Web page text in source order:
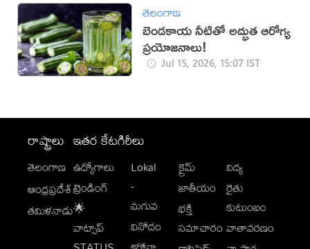
తెలంగాణ
బెండకాయ నీటితో అద్భుత ఆరోగ్య
ప్రయోజనాలు!
Jul 15, 2026, 15:07 IST
రాష్ట్రాలు
తెలంగాణ
ఆంధ్రప్రదేశ్
తమిళనాడు
ఇతర కేటగిరీలు
ఉద్యోగాలు
ట్రెండింగ్
🌟
వాట్సాప్
Lokal
-
మగువ
వినోదం
క్రైమ్
జాతీయం
భక్తి
సమాచారం
విద్య
రైతు
కుటుంబం
వాతావరణం